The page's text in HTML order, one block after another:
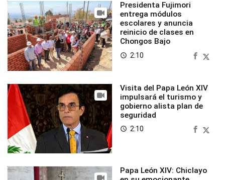
Presidenta Fujimori
entrega módulos
escolares y anuncia
reinicio de clases en
Chongos Bajo
access_time 2:10
Visita del Papa León XIV
impulsará el turismo y
gobierno alista plan de
seguridad
access_time 2:10
Papa León XIV: Chiclayo